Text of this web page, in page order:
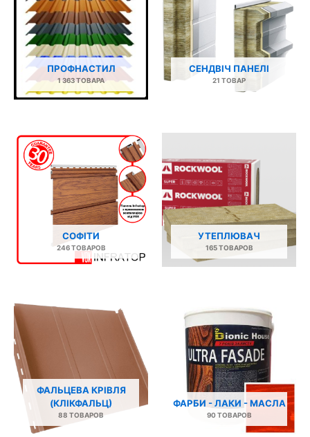
ПРОФНАСТИЛ
1 363 ТОВАРА
СЕНДВІЧ ПАНЕЛІ
21 ТОВАР
СОФІТИ
246 ТОВАРОВ
УТЕПЛЮВАЧ
165 ТОВАРОВ
ФАЛЬЦЕВА КРІВЛЯ
(КЛІКФАЛЬЦ)
88 ТОВАРОВ
ФАРБИ - ЛАКИ - МАСЛА
90 ТОВАРОВ